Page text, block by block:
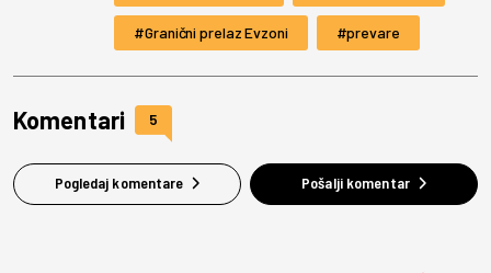
Granični prelaz Evzoni prevare
Komentari 5
Pogledaj komentare Pošalji komentar